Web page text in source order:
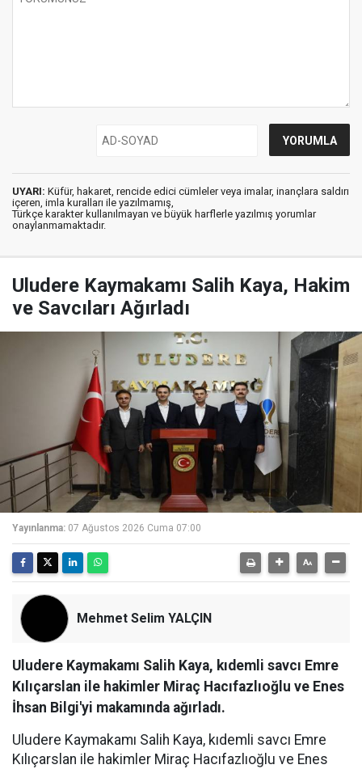
UYARI: Küfür, hakaret, rencide edici cümleler veya imalar, inançlara saldırı
içeren, imla kuralları ile yazılmamış,
Türkçe karakter kullanılmayan ve büyük harflerle yazılmış yorumlar
onaylanmamaktadır.
Uludere Kaymakamı Salih Kaya, Hakim
ve Savcıları Ağırladı
Yayınlanma: 07 Ağustos 2026 Cuma 07:00
Mehmet Selim YALÇIN
Uludere Kaymakamı Salih Kaya, kıdemli savcı Emre
Kılıçarslan ile hakimler Miraç Hacıfazlıoğlu ve Enes
İhsan Bilgi'yi makamında ağırladı.
Uludere Kaymakamı Salih Kaya, kıdemli savcı Emre
Kılıçarslan ile hakimler Miraç Hacıfazlıoğlu ve Enes